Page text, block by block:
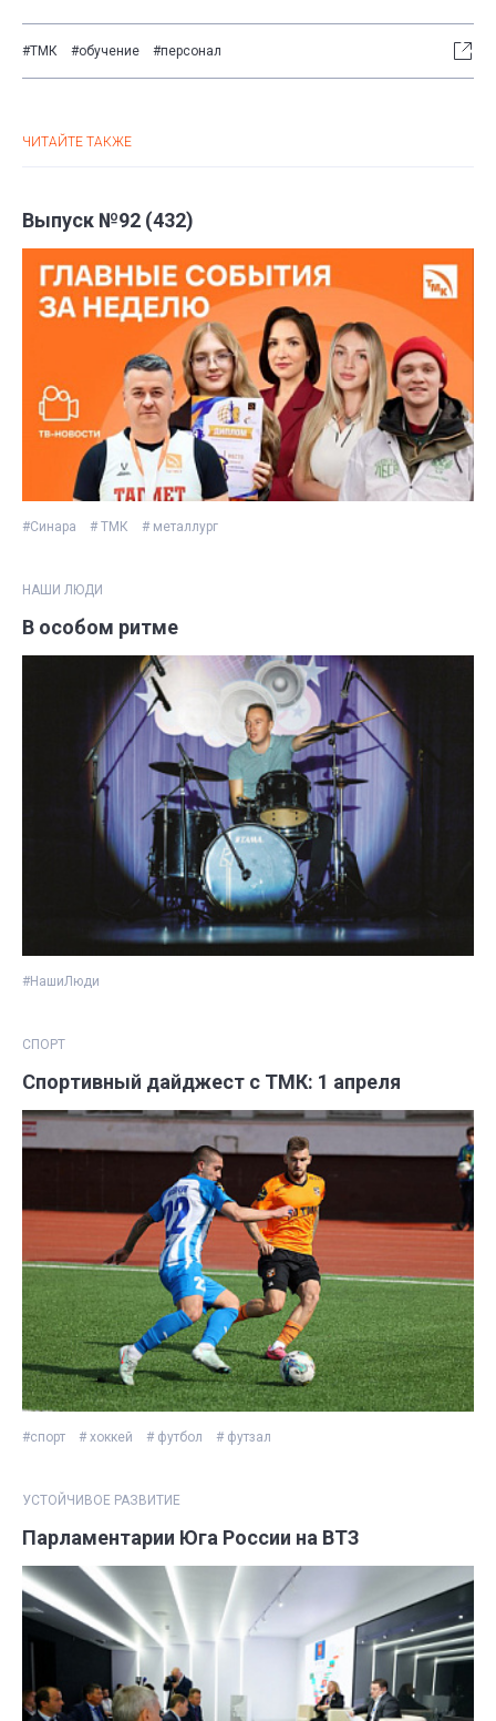
#ТМК #обучение #персонал
ЧИТАЙТЕ ТАКЖЕ
Выпуск №92 (432)
#Синара # ТМК # металлург
НАШИ ЛЮДИ
В особом ритме
#НашиЛюди
СПОРТ
Спортивный дайджест с ТМК: 1 апреля
#спорт # хоккей # футбол # футзал
УСТОЙЧИВОЕ РАЗВИТИЕ
Парламентарии Юга России на ВТЗ